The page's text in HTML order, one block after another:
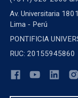
Av. Universitaria
Lima - Perú
PONTIFICIA
RUC: 20155945860